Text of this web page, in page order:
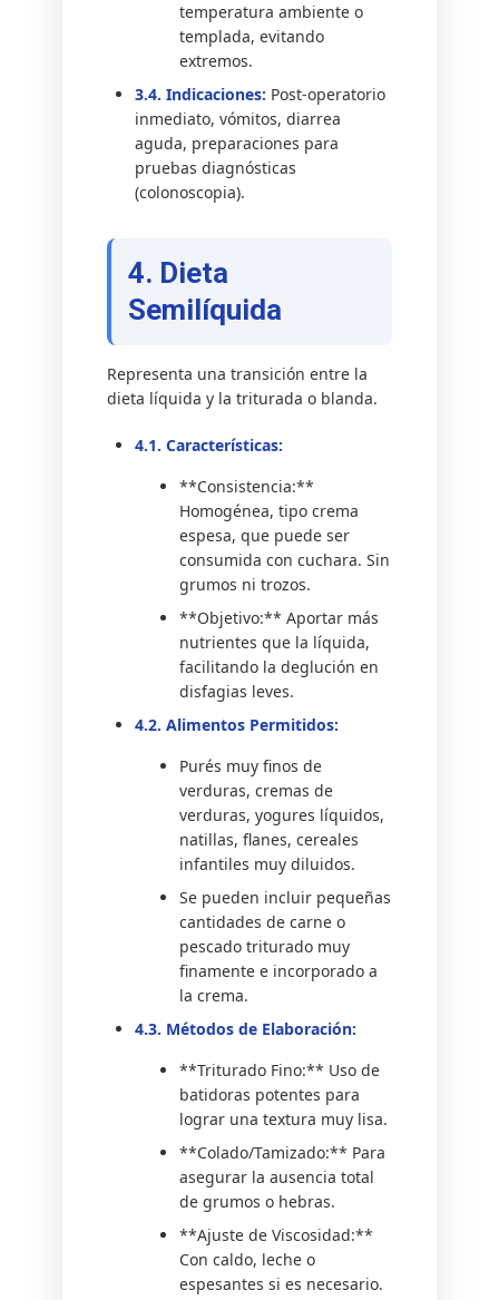
temperatura ambiente o
templada, evitando
extremos.
3.4. Indicaciones: Post-operatorio
inmediato, vómitos, diarrea
aguda, preparaciones para
pruebas diagnósticas
(colonoscopia).
4. Dieta
Semilíquida
Representa una transición entre la
dieta líquida y la triturada o blanda.
4.1. Características:
**Consistencia:**
Homogénea, tipo crema
espesa, que puede ser
consumida con cuchara. Sin
grumos ni trozos.
**Objetivo:** Aportar más
nutrientes que la líquida,
facilitando la deglución en
disfagias leves.
4.2. Alimentos Permitidos:
Purés muy finos de
verduras, cremas de
verduras, yogures líquidos,
natillas, flanes, cereales
infantiles muy diluidos.
Se pueden incluir pequeñas
cantidades de carne o
pescado triturado muy
finamente e incorporado a
la crema.
4.3. Métodos de Elaboración:
**Triturado Fino:** Uso de
batidoras potentes para
lograr una textura muy lisa.
**Colado/Tamizado:** Para
asegurar la ausencia total
de grumos o hebras.
**Ajuste de Viscosidad:**
Con caldo, leche o
espesantes si es necesario.